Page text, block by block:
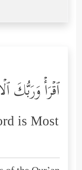
ٱقۡرَأۡ وَرَبُّكَ
is Most